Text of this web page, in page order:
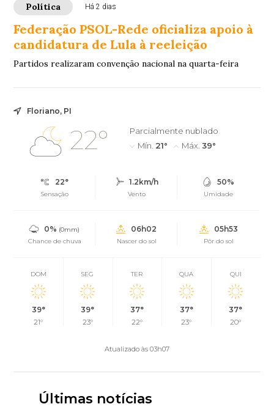
Política Há 2 dias
Federação PSOL-Rede oficializa apoio à
candidatura de Lula à reeleição
Partidos realizaram convenção nacional na quarta-feira
Floriano, PI
22°
Parcialmente nublado
Mín. 21° Máx. 39°
22°
Sensação
1.2km/h
Vento
50%
Umidade
0% (0mm)
Chance de chuva
06h02
Nascer do sol
05h53
Pôr do sol
DOM
39°
21°
SEG
39°
23°
TER
37°
22°
QUA
37°
23°
QUI
37°
20°
Atualizado às 03h07
Últimas notícias